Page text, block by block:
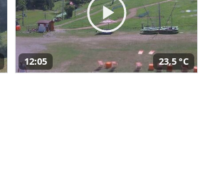
12:05 23,5 °C